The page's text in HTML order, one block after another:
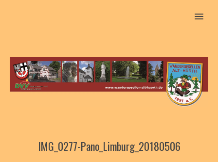
MENU
IMG_0277-Pano_Limburg_20180506